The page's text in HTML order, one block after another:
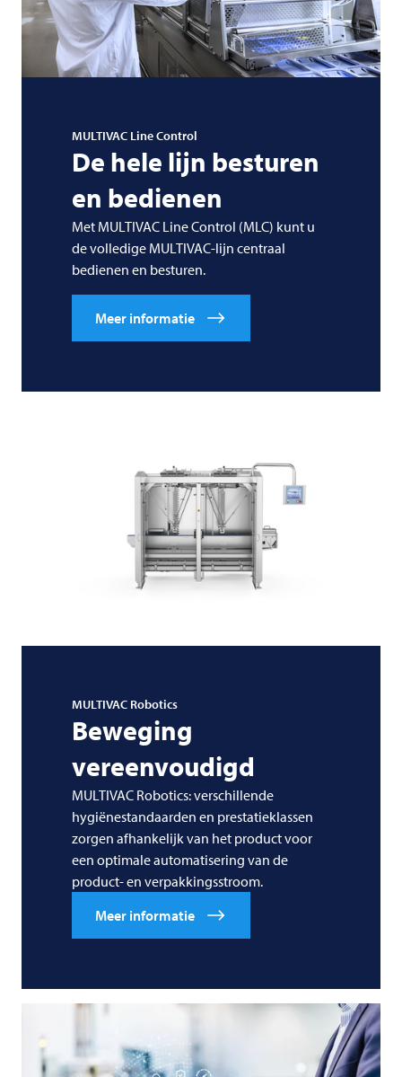
MULTIVAC Line Control
De hele lijn besturen
en bedienen
Met MULTIVAC Line Control (MLC) kunt u
de volledige MULTIVAC-lijn centraal
bedienen en besturen.
Meer informatie
MULTIVAC Robotics
Beweging
vereenvoudigd
MULTIVAC Robotics: verschillende
hygiënestandaarden en prestatieklassen
zorgen afhankelijk van het product voor
een optimale automatisering van de
product- en verpakkingsstroom.
Meer informatie